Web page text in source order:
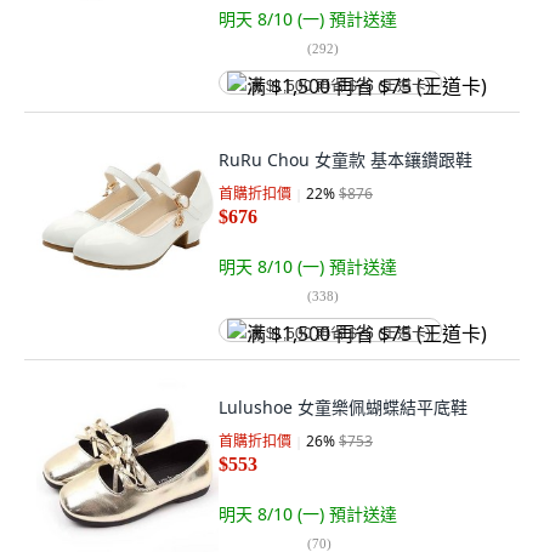
明天 8/10 (一) 預計送達
(292)
满 $1,500 再省 $75 (王道卡)
RuRu Chou 女童款 基本鑲鑽跟鞋
首購折扣價 22%$876
$676
明天 8/10 (一) 預計送達
(338)
满 $1,500 再省 $75 (王道卡)
Lulushoe 女童樂佩蝴蝶結平底鞋
首購折扣價 26%$753
$553
明天 8/10 (一) 預計送達
(70)